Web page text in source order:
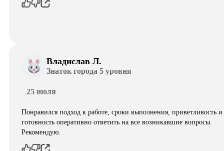
Владислав Л.
Знаток города 5 уровня
25 июля
Понравился подход к работе, сроки выполнения, приветливость и
готовность оперативно ответить на все возникавшие вопросы.
Рекомендую.